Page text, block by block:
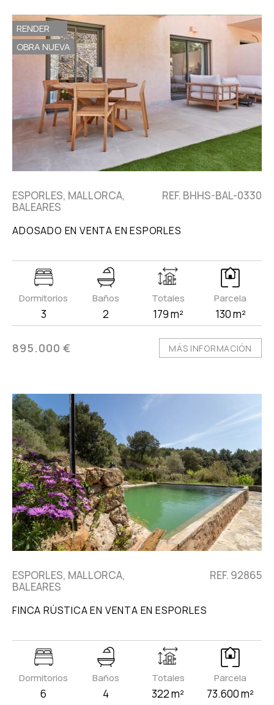
RENDER
OBRA NUEVA
ESPORLES, MALLORCA,
BALEARES
REF. BHHS-BAL-0330
ADOSADO EN VENTA EN ESPORLES
Dormitorios
3
Baños
2
Totales
179 m²
Parcela
130 m²
895.000 € MÁS INFORMACIÓN
ESPORLES, MALLORCA,
BALEARES
REF. 92865
FINCA RÚSTICA EN VENTA EN ESPORLES
Dormitorios
6
Baños
4
Totales
322 m²
Parcela
73.600 m²